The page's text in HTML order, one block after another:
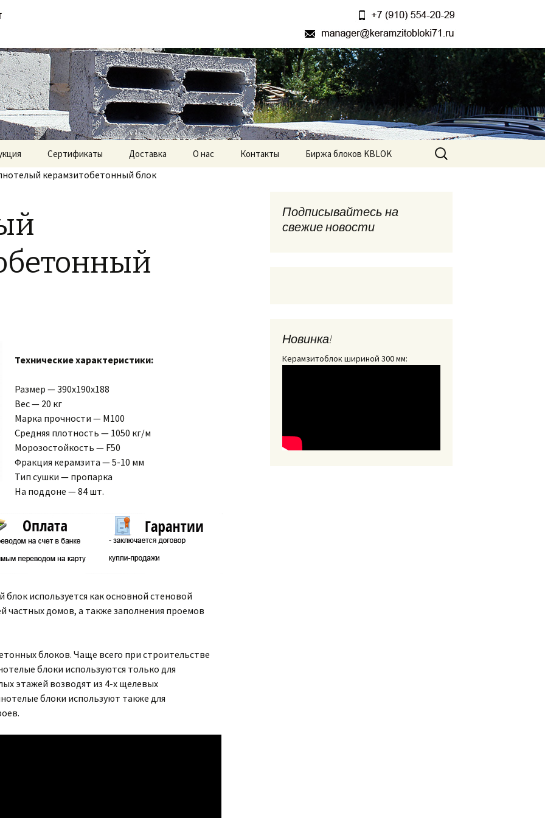
блоки М75 в Туле
Туле и области — низкие цены, сертификаты, доставка до объекта.
Сертификаты Доставка О нас Контакты Биржа блоков KBLOK Найти:
керамзитобетонный блок
Технические характеристики:
Размер — 390х190х188
Вес — 20 кг
Марка прочности — М100
Средняя плотность — 1050 кг/м
Морозостойкость — F50
Фракция керамзита — 5-10 мм
Тип сушки — пропарка
На поддоне — 84 шт.
используется как основной стеновой
частных домов, а также заполнения проемов
блоков. Чаще всего при строительстве
блоки используются только для
этажей возводят из 4-х щелевых
блоки используют также для
Подписывайтесь на
свежие новости
Новинка!
Керамзитоблок шириной 300 мм: